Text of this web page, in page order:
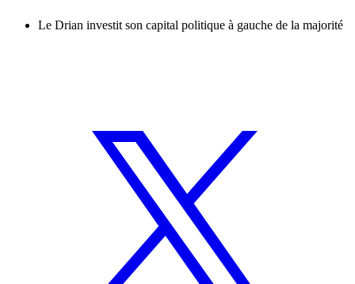
Le Drian investit son capital politique à gauche de la majorité